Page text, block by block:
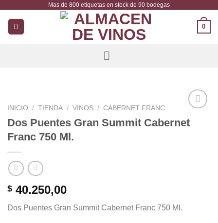
contenido
Mas de 800 etiquetas en stock de 90 bodegas
0
Añadir
a la
INICIO / TIENDA / VINOS / CABERNET FRANC
Dos Puentes Gran Summit Cabernet
Franc 750 Ml.
$ 40.250,00
Dos Puentes Gran Summit Cabernet Franc 750 Ml.